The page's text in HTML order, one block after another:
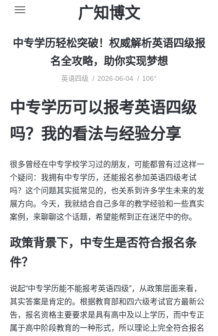
广知博文
中专学历轻松突破！权威解析英语四级报
名全攻略，助你实现梦想
英语四级 2026-06-04 106°
中专学历可以报考英语四级
吗？我的看法与经验分享
很多曾经在中专学校学习过的朋友，可能都曾有过这样一
个疑问：我拥有中专学历，还能报名参加英语四级考试
吗？这个问题其实挺常见的，也关系到许多学生未来的发
展方向。今天，我就结合自己多年的教学经验和一些真实
案例，来聊聊这个话题，希望能帮到正在迷茫中的你。
政策背景下，中专生是否符合报名条
件？
说起“中专学历能不能报考英语四级”，从政策层面来看，
其实答案是肯定的。根据教育部和四六级考试官方最新公
告，报名资格主要要求是具有高中及以上学历，而中专正
属于高中阶段教育的一种形式，所以理论上完全符合报名